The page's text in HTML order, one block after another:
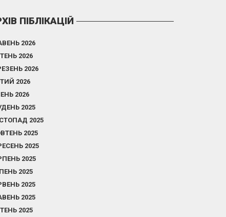
ПІБЛІКАЦІЙ
2026
2026
2026
2026
2026
2025
2025
2025
2025
2025
2025
2025
2025
2025